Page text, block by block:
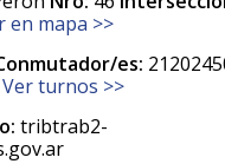
en mapa >>
es:
Ver turnos >>
tribtrab2-